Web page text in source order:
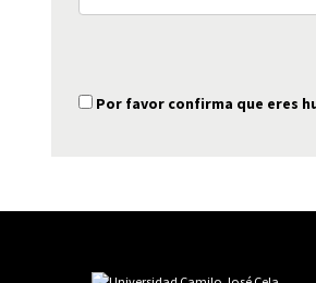
Por favor confirma que eres